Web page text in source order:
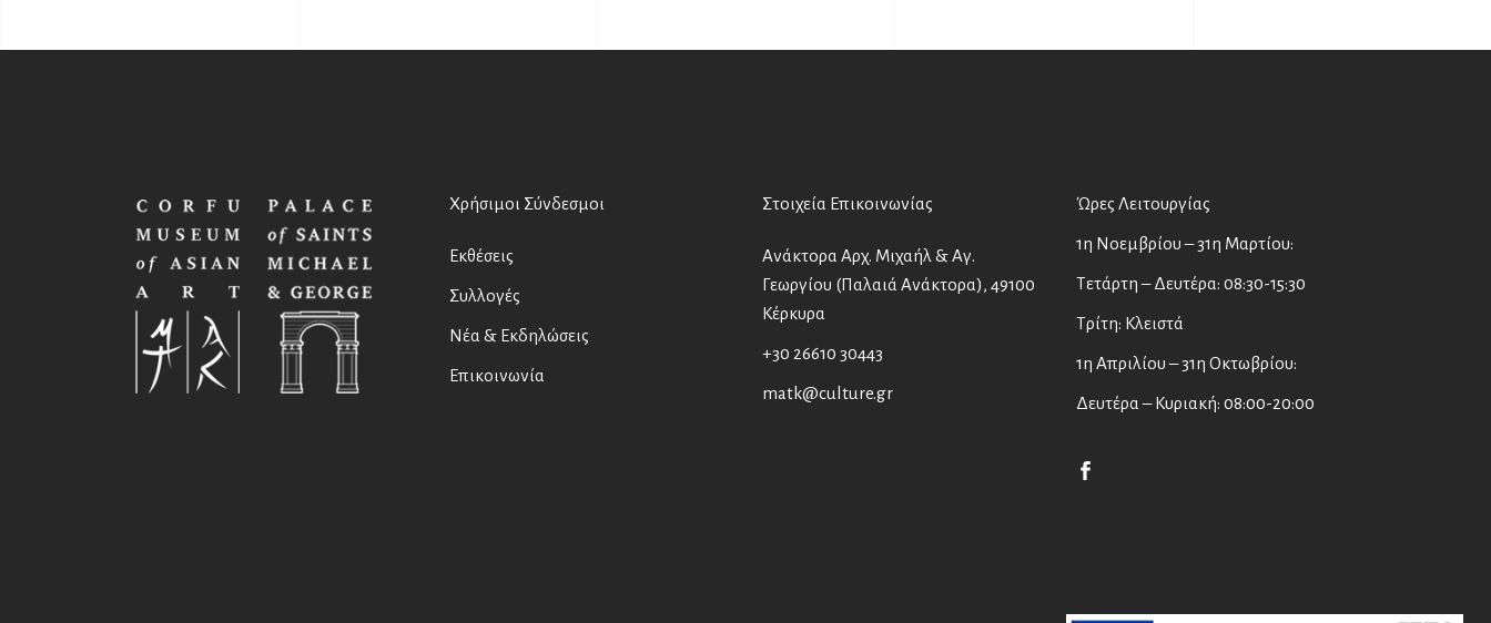
Χρήσιμοι Σύνδεσμοι
Εκθέσεις
Συλλογές
Νέα & Εκδηλώσεις
Επικοινωνία
Στοιχεία Επικοινωνίας
Ανάκτορα Αρχ. Μιχαήλ & Αγ.
Γεωργίου (Παλαιά Ανάκτορα), 49100
Κέρκυρα
+30 26610 30443
matk@culture.gr
Ώρες Λειτουργίας
1η Νοεμβρίου – 31η Μαρτίου:
Τετάρτη – Δευτέρα: 08:30-15:30
Τρίτη: Κλειστά
1η Απριλίου – 31η Οκτωβρίου:
Δευτέρα – Κυριακή: 08:00-20:00